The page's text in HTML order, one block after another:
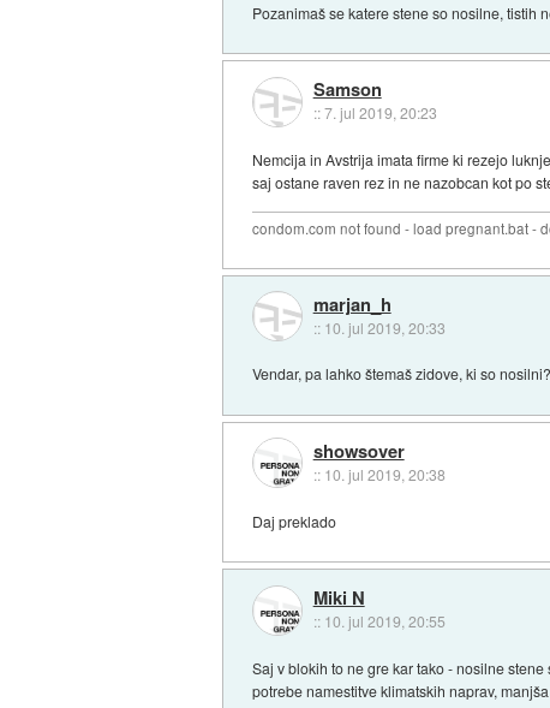
Pozanimaš se katere stene so nosilne, tistih
Samson
::7. jul 2019, 20:23
Nemcija in Avstrija imata firme ki rezejo
saj ostane raven rez in ne nazobcan kot po
condom.com not found - load pregnant.bat -
marjan_h
:: 10. jul 2019, 20:33
Vendar, pa lahko štemaš zidove, ki so
showsover
:: 10. jul 2019, 20:38
Daj preklado
Miki N
:: 10. jul 2019, 20:55
Saj v blokih to ne gre kar tako - nosilne
potrebe namestitve klimatskih naprav,